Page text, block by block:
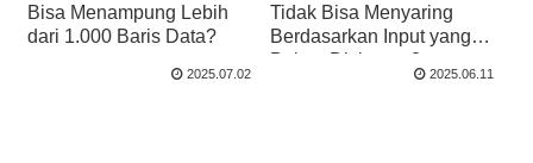
Bisa Menampung Lebih
dari 1.000 Baris Data?
2025.07.02
Tidak Bisa Menyaring
Berdasarkan Input yang
Belum Disimpan?
2025.06.11